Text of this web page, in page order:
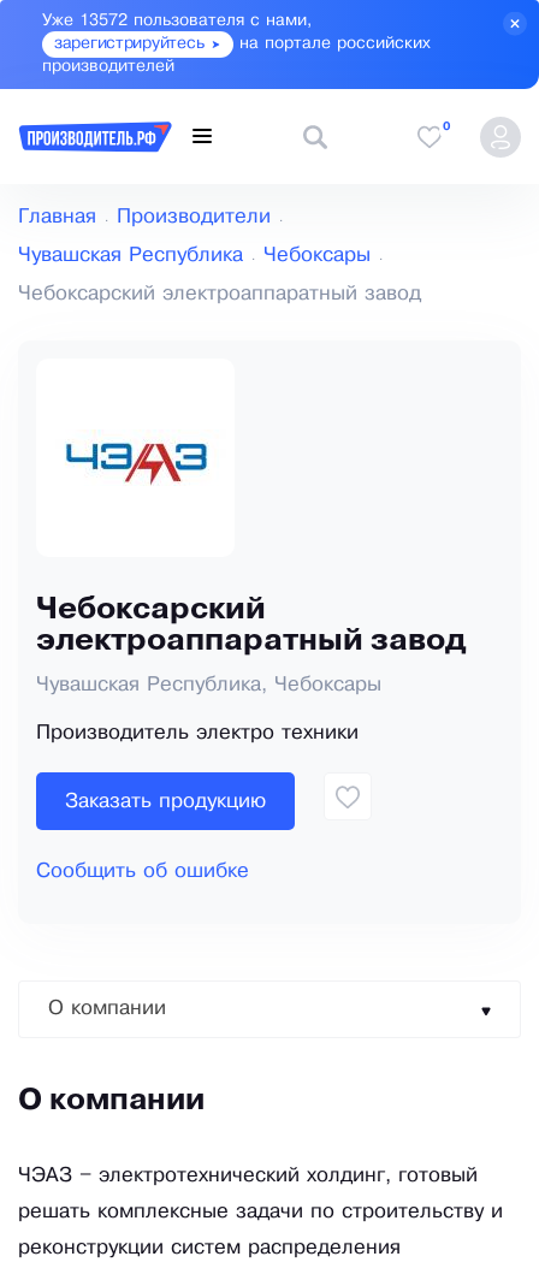
Уже 13572 пользователя с нами,
зарегистрируйтесь
на портале российских
производителей
0
Главная Производители
Чувашская Республика Чебоксары
Чебоксарский электроаппаратный завод
Чебоксарский
электроаппаратный завод
Чувашская Республика, Чебоксары
Производитель электро техники
Заказать продукцию
Сообщить об ошибке
О компании
О компании
ЧЭАЗ – электротехнический холдинг, готовый
решать комплексные задачи по строительству и
реконструкции систем распределения